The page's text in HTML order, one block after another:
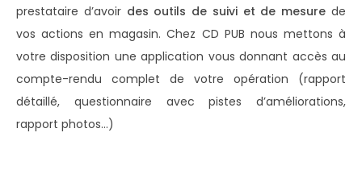
prestataire d’avoir des outils de suivi et de mesure de
vos actions en magasin. Chez CD PUB nous mettons à
votre disposition une application vous donnant accès au
compte-rendu complet de votre opération (rapport
détaillé, questionnaire avec pistes d’améliorations,
rapport photos…)